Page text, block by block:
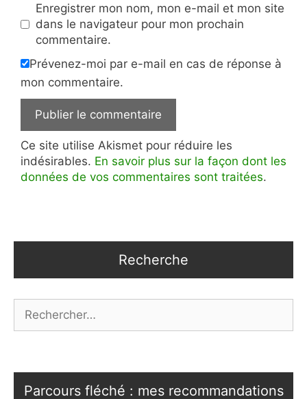
Enregistrer mon nom, mon e-mail et mon site
dans le navigateur pour mon prochain
commentaire.
Prévenez-moi par e-mail en cas de réponse à
mon commentaire.
Ce site utilise Akismet pour réduire les
indésirables. En savoir plus sur la façon dont les
données de vos commentaires sont traitées.
Recherche
Parcours fléché : mes recommandations